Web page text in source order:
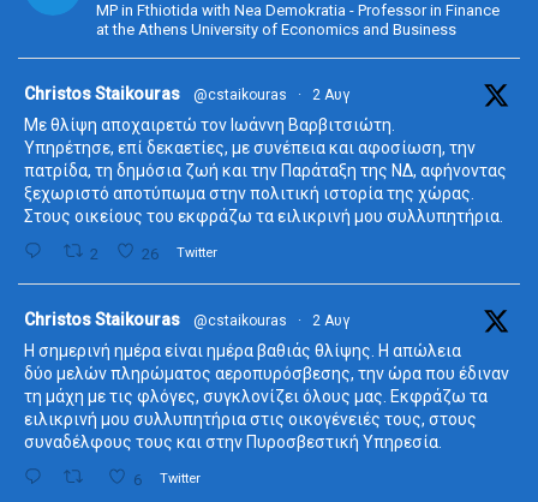
MP in Fthiotida with Nea Demokratia - Professor in Finance
at the Athens University of Economics and Business
Christos Staikouras @cstaikouras · 2 Αυγ
Με θλίψη αποχαιρετώ τον Ιωάννη Βαρβιτσιώτη.
Υπηρέτησε, επί δεκαετίες, με συνέπεια και αφοσίωση, την
πατρίδα, τη δημόσια ζωή και την Παράταξη της ΝΔ, αφήνοντας
ξεχωριστό αποτύπωμα στην πολιτική ιστορία της χώρας.
Στους οικείους του εκφράζω τα ειλικρινή μου συλλυπητήρια.
2 26 Twitter
Christos Staikouras @cstaikouras · 2 Αυγ
Η σημερινή ημέρα είναι ημέρα βαθιάς θλίψης. Η απώλεια
δύο μελών πληρώματος αεροπυρόσβεσης, την ώρα που έδιναν
τη μάχη με τις φλόγες, συγκλονίζει όλους μας. Εκφράζω τα
ειλικρινή μου συλλυπητήρια στις οικογένειές τους, στους
συναδέλφους τους και στην Πυροσβεστική Υπηρεσία.
6 Twitter